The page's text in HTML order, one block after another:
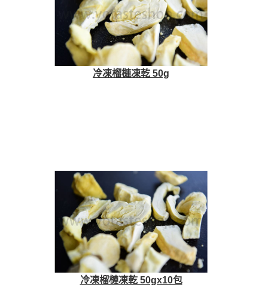
冷凍榴槤凍乾 50g
冷凍榴槤凍乾 50gx10包